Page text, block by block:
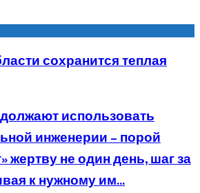
сохранится теплая
использовать
инженерии – порой
жертву не один день, шаг за
к нужному им...